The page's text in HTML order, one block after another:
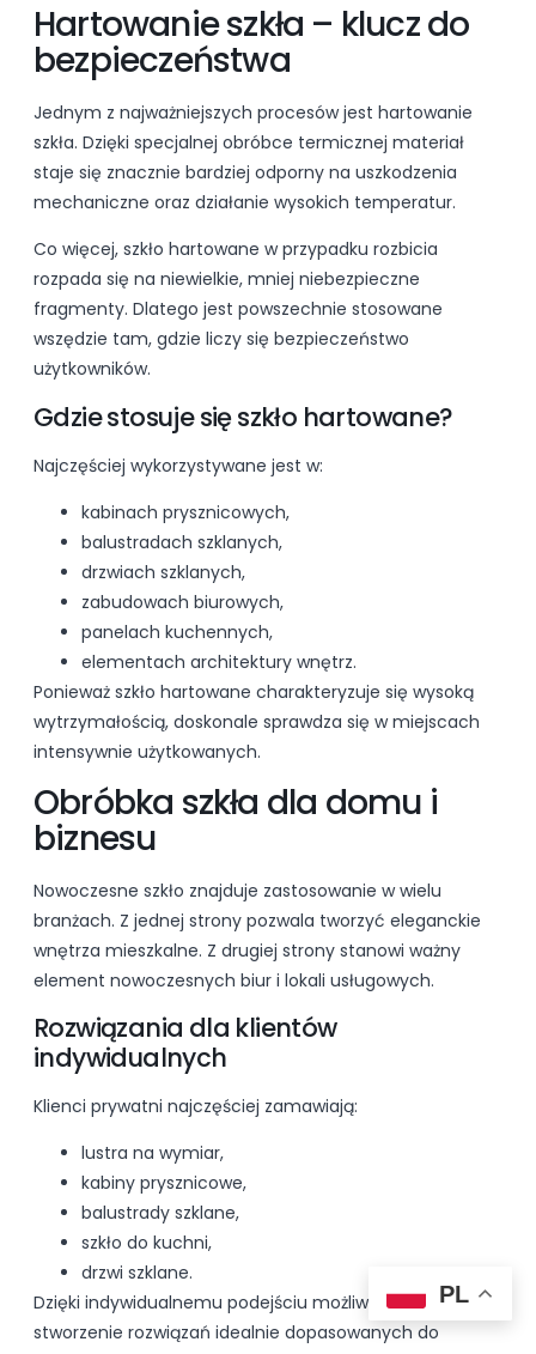
Hartowanie szkła – klucz do
bezpieczeństwa
Jednym z najważniejszych procesów jest hartowanie
szkła. Dzięki specjalnej obróbce termicznej materiał
staje się znacznie bardziej odporny na uszkodzenia
mechaniczne oraz działanie wysokich temperatur.
Co więcej, szkło hartowane w przypadku rozbicia
rozpada się na niewielkie, mniej niebezpieczne
fragmenty. Dlatego jest powszechnie stosowane
wszędzie tam, gdzie liczy się bezpieczeństwo
użytkowników.
Gdzie stosuje się szkło hartowane?
Najczęściej wykorzystywane jest w:
kabinach prysznicowych,
balustradach szklanych,
drzwiach szklanych,
zabudowach biurowych,
panelach kuchennych,
elementach architektury wnętrz.
Ponieważ szkło hartowane charakteryzuje się wysoką
wytrzymałością, doskonale sprawdza się w miejscach
intensywnie użytkowanych.
Obróbka szkła dla domu i
biznesu
Nowoczesne szkło znajduje zastosowanie w wielu
branżach. Z jednej strony pozwala tworzyć eleganckie
wnętrza mieszkalne. Z drugiej strony stanowi ważny
element nowoczesnych biur i lokali usługowych.
Rozwiązania dla klientów
indywidualnych
Klienci prywatni najczęściej zamawiają:
lustra na wymiar,
kabiny prysznicowe,
balustrady szklane,
szkło do kuchni,
drzwi szklane.
Dzięki indywidualnemu podejściu możliwe jest
stworzenie rozwiązań idealnie dopasowanych do
PL